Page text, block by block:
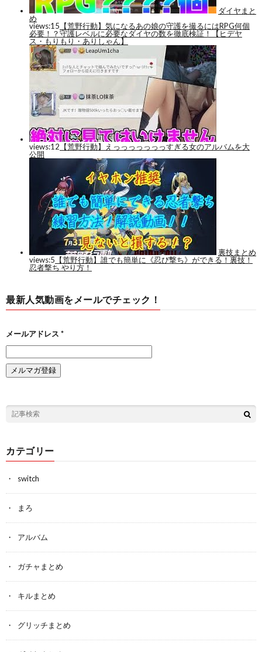
最新人気動画をメールでチェック！
メールアドレス *
カテゴリー
switch
まろ
アルバム
ガチャまとめ
キルまとめ
グリッチまとめ